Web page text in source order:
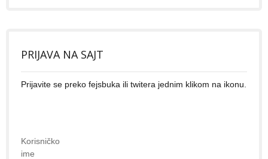
PRIJAVA NA SAJT
Prijavite se preko fejsbuka ili twitera jednim klikom na ikonu.
Korisničko
ime